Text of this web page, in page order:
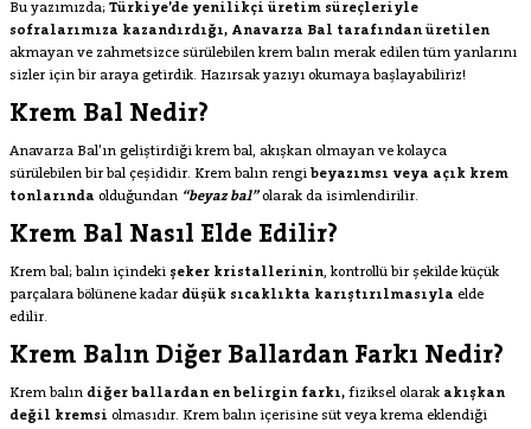
Bu yazımızda; Türkiye’de yenilikçi üretim süreçleriyle
sofralarımıza kazandırdığı, Anavarza Bal tarafından üretilen
akmayan ve zahmetsizce sürülebilen krem balın merak edilen tüm yanlarını
sizler için bir araya getirdik. Hazırsak yazıyı okumaya başlayabiliriz!
Krem Bal Nedir?
Anavarza Bal’ın geliştirdiği krem bal, akışkan olmayan ve kolayca
sürülebilen bir bal çeşididir. Krem balın rengi beyazımsı veya açık krem
tonlarında olduğundan “beyaz bal” olarak da isimlendirilir.
Krem Bal Nasıl Elde Edilir?
Krem bal; balın içindeki şeker kristallerinin, kontrollü bir şekilde küçük
parçalara bölünene kadar düşük sıcaklıkta karıştırılmasıyla elde
edilir.
Krem Balın Diğer Ballardan Farkı Nedir?
Krem balın diğer ballardan en belirgin farkı, fiziksel olarak akışkan
değil kremsi olmasıdır. Krem balın içerisine süt veya krema eklendiği